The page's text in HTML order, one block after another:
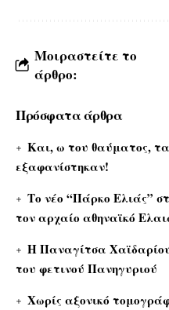
Μοιραστείτε το
άρθρο:
Πρόσφατα άρθρα
Και, ω του θαύματος,
εξαφανίστηκαν!
Το νέο “Πάρκο Ελιάς”
τον αρχαίο αθηναϊκό
Η Παναγίτσα
του φετινού Πανηγυριού
Χωρίς αξονικό